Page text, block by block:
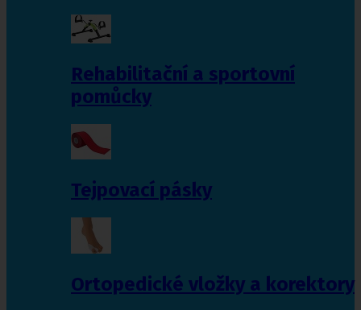
Rehabilitační a sportovní
pomůcky
Tejpovací pásky
Ortopedické vložky a korektory